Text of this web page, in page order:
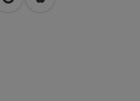
Openen in Google Maps
Openen in Apple